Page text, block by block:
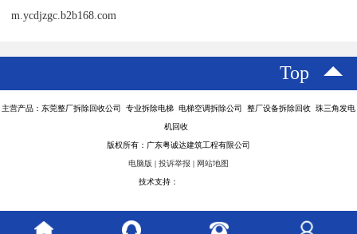
m.ycdjzgc.b2b168.com
Top
主营产品：东莞整厂拆除回收公司 专业拆除电梯 电梯空调拆除公司 整厂设备拆除回收 珠三角发电
机回收
版权所有：广东粤诚达建筑工程有限公司
电脑版 | 投诉举报 | 网站地图
技术支持：